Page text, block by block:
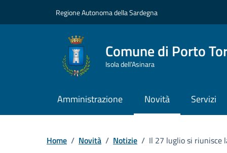
Regione Autonoma della Sardegna
Comune di Porto
Isola dell’Asinara
Amministrazione Novità Servizi
Home / Novità / Notizie / Il 27 luglio si riunisce